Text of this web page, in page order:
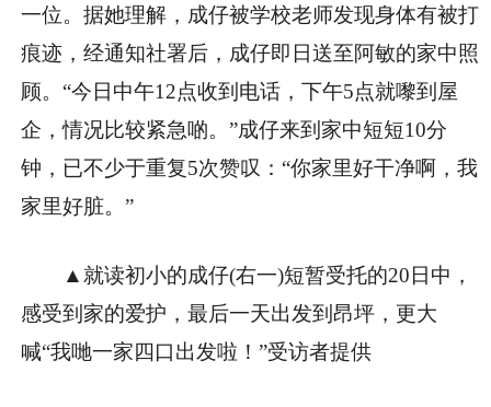
一位。据她理解，成仔被学校老师发现身体有被打
痕迹，经通知社署后，成仔即日送至阿敏的家中照
顾。“今日中午12点收到电话，下午5点就嚟到屋
企，情况比较紧急啲。”成仔来到家中短短10分
钟，已不少于重复5次赞叹：“你家里好干净啊，我
家里好脏。”
▲就读初小的成仔(右一)短暂受托的20日中，
感受到家的爱护，最后一天出发到昂坪，更大
喊“我哋一家四口出发啦！”受访者提供